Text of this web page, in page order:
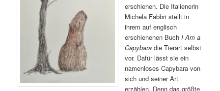
erschienen. Die Italienerin
Michela Fabbri stellt in
ihrem auf englisch
erschienenen BuchI Am a
Capybara die Tierart selbst
vor. Dafür lässt sie ein
namenloses Capybara von
sich und seiner Art
erzählen. Denn das größte